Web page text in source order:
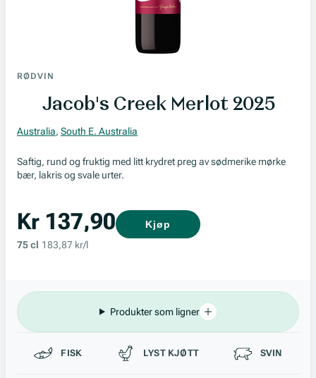
RØDVIN
Jacob's Creek Merlot 2025
Australia, South E. Australia
Saftig, rund og fruktig med litt krydret preg av sødmerike mørke
bær, lakris og svale urter.
Kr 137,90
75 cl 183,87 kr/l
Kjøp
Produkter som ligner
Passer til
FISK LYST KJØTT SVIN